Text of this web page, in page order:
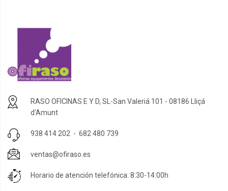
RASO OFICINAS E Y D, SL-San Valeriá 101 - 08186 Lliçá
d'Amunt
938 414 202 - 682 480 739
ventas@ofiraso.es
Horario de atención telefónica: 8:30-14:00h